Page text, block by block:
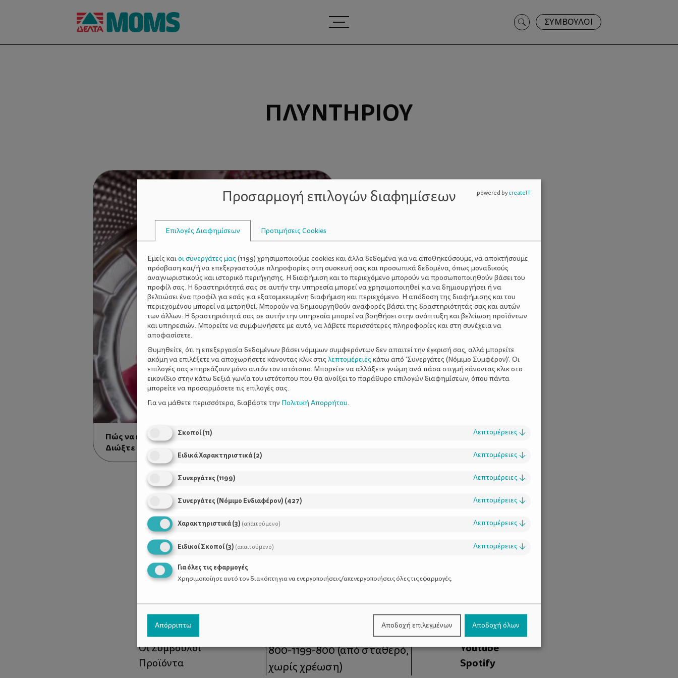
Search
for:
ΣΥΜΒΟΥΛΟΙ
ΠΛΥΝΤΗΡΊΟΥ
Πώς να καθαρίσετε σωστά το πλυντήριο –
Διώξτε μια για πάντα τις ανεπιθύμητες
οσμές
Χρήσιμοι Σύνδεσμοι
Τι είναι το ΔΕΛΤΑ moms
Οι Σύμβουλοι
Προϊόντα
Τηλέφωνο Επικοινωνίας:
800-1199-800(από σταθερό,
χωρίς χρέωση)
Facebook
Instagram
Youtube
Spotify
Προσαρμογή επιλογών διαφημίσεων
Επιλογές Διαφημίσεων Προτιμήσεις Cookies
Εμείς καιοι συνεργάτες μας (1199) χρησιμοποιούμε cookies και άλλα δεδομένα για να αποθηκεύσουμε, να αποκτήσουμε
πρόσβαση και/ή να επεξεργαστούμε πληροφορίες στη συσκευή σας και προσωπικά δεδομένα, όπως μοναδικούς
αναγνωριστικούς και ιστορικό περιήγησης. Η διαφήμιση και το περιεχόμενο μπορούν να προσωποποιηθούν βάσει του
προφίλ σας. Η δραστηριότητά σας σε αυτήν την υπηρεσία μπορεί να χρησιμοποιηθεί για να δημιουργήσει ή να
βελτιώσει ένα προφίλ για εσάς για εξατομικευμένη διαφήμιση και περιεχόμενο. Η απόδοση της διαφήμισης και του
περιεχομένου μπορεί να μετρηθεί. Μπορούν να δημιουργηθούν αναφορές βάσει της δραστηριότητάς σας και αυτών
των άλλων. Η δραστηριότητά σας σε αυτήν την υπηρεσία μπορεί να βοηθήσει στην ανάπτυξη και βελτίωση προϊόντων
και υπηρεσιών. Μπορείτε να συμφωνήσετε με αυτό, να λάβετε περισσότερες πληροφορίες και στη συνέχεια να
αποφασίσετε.
Θυμηθείτε, ότι η επεξεργασία δεδομένων βάσει νόμιμων συμφερόντων δεν απαιτεί την έγκρισή σας, αλλά μπορείτε
ακόμη να επιλέξετε να αποχωρήσετε κάνοντας κλικ στις λεπτομέρειες κάτω από 'Συνεργάτες (Νόμιμο Συμφέρον)'. Οι
επιλογές σας επηρεάζουν μόνο αυτόν τον ιστότοπο. Μπορείτε να αλλάξετε γνώμη ανά πάσα στιγμή κάνοντας κλικ στο
εικονίδιο στην κάτω δεξιά γωνία του ιστότοπου που θα ανοίξει το παράθυρο επιλογών διαφημίσεων, όπου πάντα
μπορείτε να προσαρμόσετε τις επιλογές σας.
Για να μάθετε περισσότερα, διαβάστε την Πολιτική Απορρήτου.
Σκοποί(11) Λεπτομέρειες ↓
Ειδικά Χαρακτηριστικά(2) Λεπτομέρειες ↓
Συνεργάτες (1199) Λεπτομέρειες ↓
Συνεργάτες (Νόμιμο Ενδιαφέρον) (427) Λεπτομέρειες ↓
Χαρακτηριστικά(3) (απαιτούμενο) Λεπτομέρειες ↓
Ειδικοί Σκοποί(3) (απαιτούμενο) Λεπτομέρειες ↓
Για όλες τις εφαρμογές
Χρησιμοποίησε αυτό τον διακόπτη για να ενεργοποιήσεις/απενεργοποιήσεις όλες τις εφαρμογές.
Απόρριπτω Αποδοχή επιλεγμένων Αποδοχή όλων
powered bycreateIT